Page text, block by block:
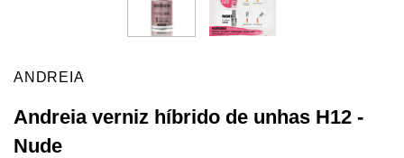
ANDREIA
Andreia verniz híbrido de unhas H12 -
Nude